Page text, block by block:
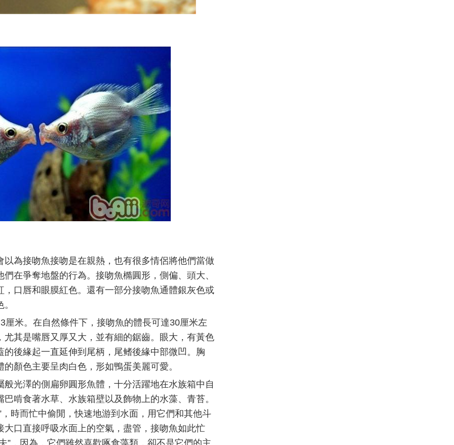
接吻魚接吻是在親熱，也有很多情侶將他們當做
在爭奪地盤的行為。接吻魚橢圓形，側偏、頭大、
口唇和眼膜紅色。還有一部分接吻魚通體銀灰色或
。在自然條件下，接吻魚的體長可達30厘米左
其是嘴唇又厚又大，並有細的鋸齒。眼大，有黃色
後緣起一直延伸到尾柄，尾鳍後緣中部微凹。胸
顏色主要呈肉白色，形如鴨蛋美麗可愛。
澤的側扁卵圓形魚體，十分活躍地在水族箱中自
啃食著水草、水族箱壁以及飾物上的水藻、青苔。
時而忙中偷閒，快速地游到水面，用它們和其他斗
口直接呼吸水面上的空氣，盡管，接吻魚如此忙
”，因為，它們雖然喜歡啄食藻類，卻不是它們的主